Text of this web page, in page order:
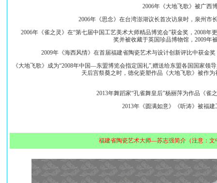
2006年《大地飞歌》被广西
2006年《思念》在台湾澎湖议长首次访泉时，泉州市
2006年《雀之灵》在“第七届中国工艺美术大师精品博览会”获金奖，2008年
奖并被收藏于英国珍品博物馆，2009年
2009年《海西风情》在首届福建省陶瓷艺术与设计创新评比中获金奖
《大地飞歌》成为“2008年中国—东盟博览会指定国礼”,赠送给东盟各国国家领
天后宫祭奠之时，德化瓷塑作品《大地飞歌》被作
2013年舞蹈家“孔雀舞皇后”杨丽萍为作品《雀
2013年《圆满如意》《听涛》被福建
福建省陶瓷艺术大师—苏志强简介（注意：文